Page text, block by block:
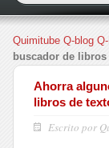
Quimitube Q-blog
buscador de libros
Ahorra
libros de
Escrito por